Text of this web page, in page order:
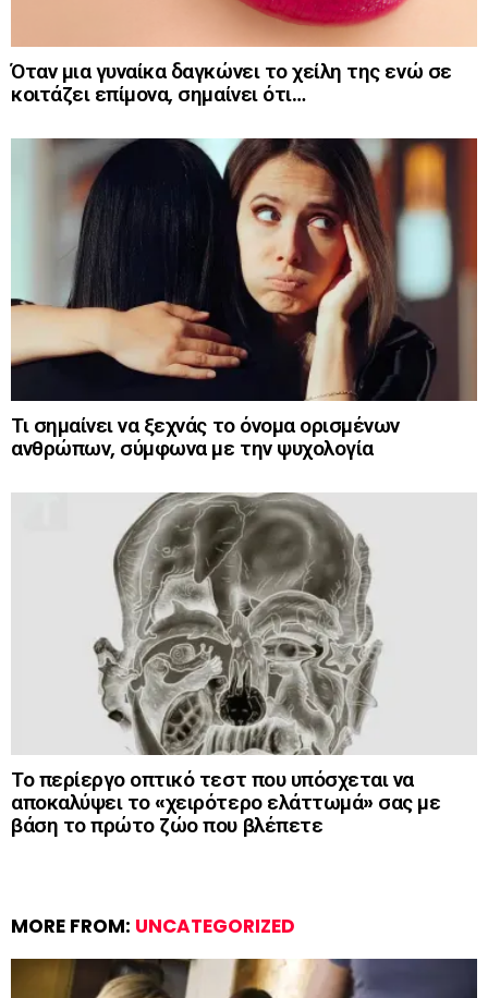
Όταν μια γυναίκα δαγκώνει το χείλη της ενώ σε
κοιτάζει επίμονα, σημαίνει ότι…
Τι σημαίνει να ξεχνάς το όνομα ορισμένων
ανθρώπων, σύμφωνα με την ψυχολογία
Το περίεργο οπτικό τεστ που υπόσχεται να
αποκαλύψει το «χειρότερο ελάττωμά» σας με
βάση το πρώτο ζώο που βλέπετε
MORE FROM: UNCATEGORIZED